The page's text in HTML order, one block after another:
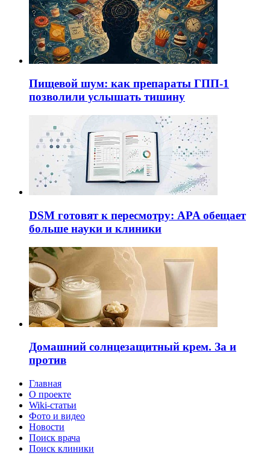
Пищевой шум: как препараты ГПП-1
позволили услышать тишину
DSM готовят к пересмотру: APA обещает
больше науки и клиники
Домашний солнцезащитный крем. За и
против
Главная
О проекте
Wiki-статьи
Фото и видео
Новости
Поиск врача
Поиск клиники